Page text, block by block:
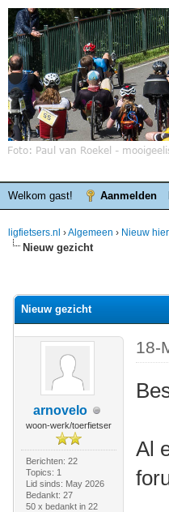
Welkom gast! Aanmelden
ligfietsers.nl ›Algemeen › Nieuw
Nieuw gezicht
Nieuw gezicht
arnovelo
woon-werk/toerfietser
Berichten: 22
Topics: 1
Lid sinds: May 2026
Bedankt: 27
50 x bedankt in 22
18-
Al